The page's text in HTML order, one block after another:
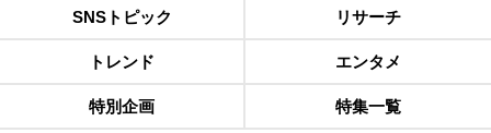
SNSトピック リサーチ
トレンド エンタメ
特別企画 特集一覧